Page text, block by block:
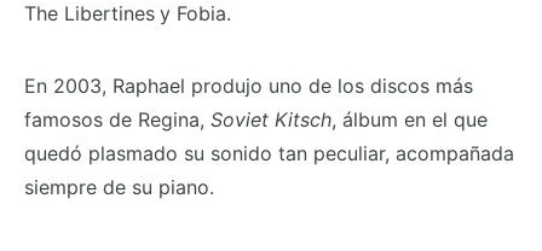
The Libertines y Fobia.
En 2003, Raphael produjo uno de los discos más
famosos de Regina, Soviet Kitsch, álbum en el que
quedó plasmado su sonido tan peculiar, acompañada
siempre de su piano.